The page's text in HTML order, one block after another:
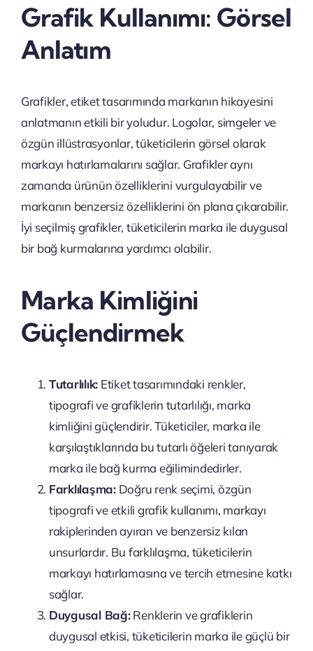
Grafik Kullanımı: Görsel
Anlatım
Grafikler, etiket tasarımında markanın hikayesini
anlatmanın etkili bir yoludur. Logolar, simgeler ve
özgün illüstrasyonlar, tüketicilerin görsel olarak
markayı hatırlamalarını sağlar. Grafikler aynı
zamanda ürünün özelliklerini vurgulayabilir ve
markanın benzersiz özelliklerini ön plana çıkarabilir.
İyi seçilmiş grafikler, tüketicilerin marka ile duygusal
bir bağ kurmalarına yardımcı olabilir.
Marka Kimliğini
Güçlendirmek
Tutarlılık: Etiket tasarımındaki renkler,
tipografi ve grafiklerin tutarlılığı, marka
kimliğini güçlendirir. Tüketiciler, marka ile
karşılaştıklarında bu tutarlı öğeleri tanıyarak
marka ile bağ kurma eğilimindedirler.
Farklılaşma:Doğru renk seçimi, özgün
tipografi ve etkili grafik kullanımı, markayı
rakiplerinden ayıran ve benzersiz kılan
unsurlardır. Bu farklılaşma, tüketicilerin
markayı hatırlamasına ve tercih etmesine katkı
sağlar.
Duygusal Bağ:Renklerin ve grafiklerin
duygusal etkisi, tüketicilerin marka ile güçlü bir